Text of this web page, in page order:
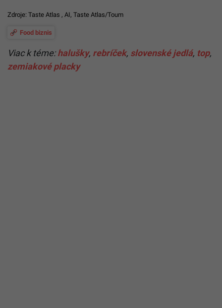
Zdroje: Taste Atlas , AI, Taste Atlas/Toum
Food biznis
Viac k téme:halušky, rebríček, slovenské jedlá, top,
zemiakové placky